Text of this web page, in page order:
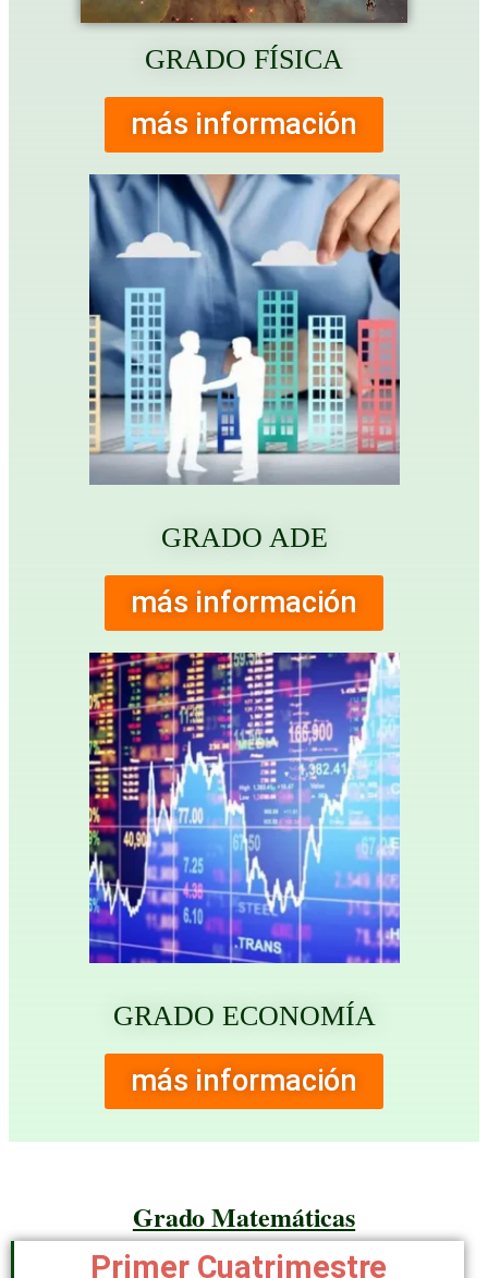
GRADO FÍSICA
más información
GRADO ADE
más información
GRADO ECONOMÍA
más información
Grado Matemáticas
Primer Cuatrimestre